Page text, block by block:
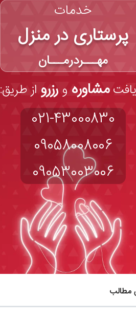
خدمات
پرستاری در منزل
مهـــردرمـــان
مشاوره و رزرو از طریق:
021-43000830
09058008006
09053003006
مطالب